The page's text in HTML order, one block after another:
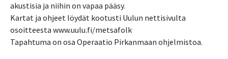
akustisia ja niihin on vapaa pääsy.
Kartat ja ohjeet löydät kootusti Uulun nettisivulta
osoitteesta www.uulu.fi/metsafolk
Tapahtuma on osa Operaatio Pirkanmaan ohjelmistoa.